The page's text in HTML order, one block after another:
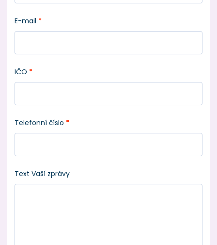
E-mail *
IČO *
Telefonní číslo *
Text Vaší zprávy